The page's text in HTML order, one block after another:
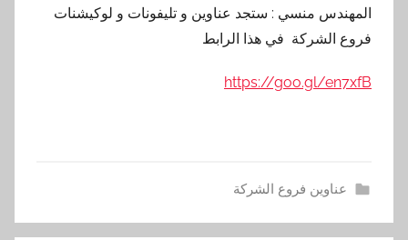
المهندس منسي : ستجد عناوين و تليفونات و لوكيشنات
فروع الشركة في هذا الرابط
https://goo.gl/en7xfB
عناوين فروع الشركة
ا